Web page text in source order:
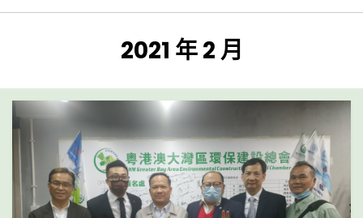
月份
:
2021 年 2 月